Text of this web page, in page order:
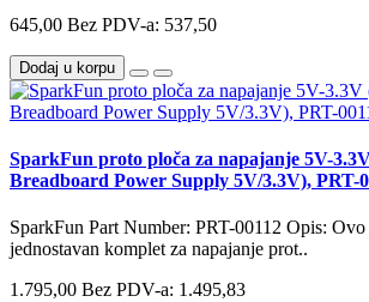
645,00 Bez PDV-a: 537,50
Dodaj u korpu
SparkFun proto ploča za napajanje 5V-
Breadboard Power Supply 5V/3.3V), PRT-
SparkFun Part Number: PRT-00112 Opis: Ovo
jednostavan komplet za napajanje prot..
1.795,00 Bez PDV-a: 1.495,83